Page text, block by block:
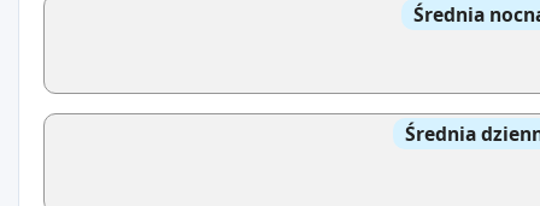
Średnia
Średnia